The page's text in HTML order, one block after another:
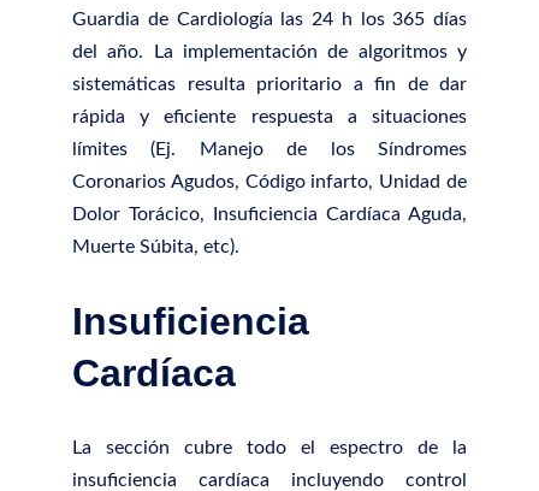
Guardia de Cardiología las 24 h los 365 días
del año. La implementación de algoritmos y
sistemáticas resulta prioritario a fin de dar
rápida y eficiente respuesta a situaciones
límites (Ej. Manejo de los Síndromes
Coronarios Agudos, Código infarto, Unidad de
Dolor Torácico, Insuficiencia Cardíaca Aguda,
Muerte Súbita, etc).
Insuficiencia
Cardíaca
La sección cubre todo el espectro de la
insuficiencia cardíaca incluyendo control